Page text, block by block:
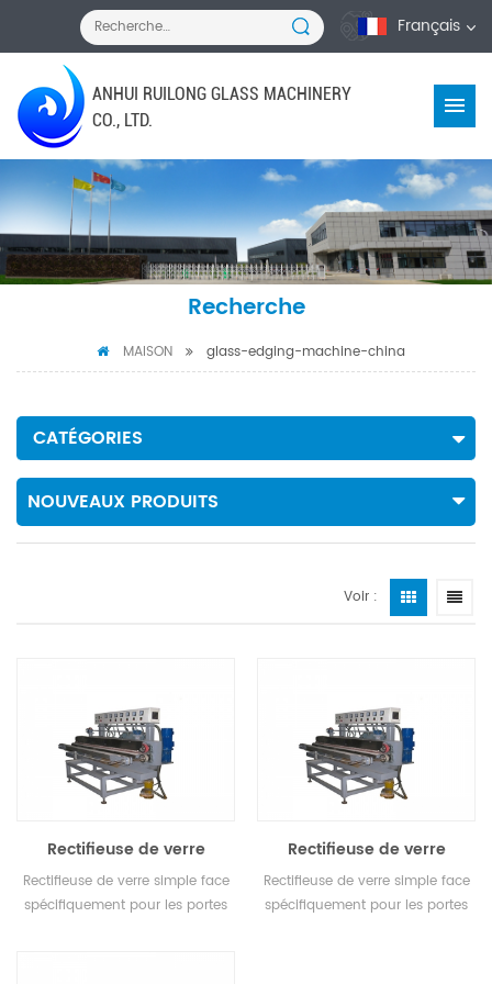
Français
ANHUI RUILONG GLASS MACHINERY
CO., LTD.
Recherche
MAISON glass-edging-machine-china
CATÉGORIES
NOUVEAUX PRODUITS
Voir :
Rectifieuse de verre
simple face
Rectifieuse de verre simple face
spécifiquement pour les portes
Rectifieuse de verre
simple face
Rectifieuse de verre simple face
spécifiquement pour les portes